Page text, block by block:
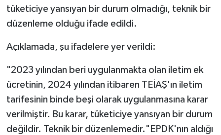
tüketiciye yansıyan bir durum olmadığı, teknik bir
düzenleme olduğu ifade edildi.
Açıklamada, şu ifadelere yer verildi:
"2023 yılından beri uygulanmakta olan iletim ek
ücretinin, 2024 yılından itibaren TEİAŞ'ın iletim
tarifesinin binde beşi olarak uygulanmasına karar
verilmiştir. Bu karar, tüketiciye yansıyan bir durum
değildir. Teknik bir düzenlemedir."EPDK'nın aldığı